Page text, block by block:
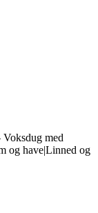
med
og have|Linned og